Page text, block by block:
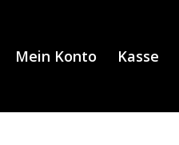
Mein Konto Kasse